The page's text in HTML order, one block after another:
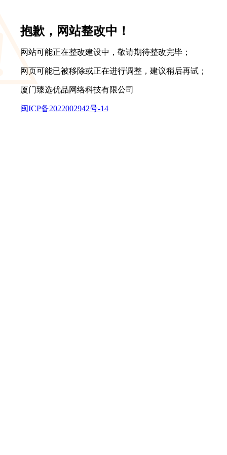
抱歉，网站整改中！
网站可能正在整改建设中，敬请期待整改完毕；
网页可能已被移除或正在进行调整，建议稍后再试；
厦门臻选优品网络科技有限公司
闽ICP备2022002942号-14